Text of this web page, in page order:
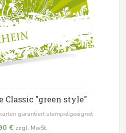
Classic "green style"
garantiert stempelgeeignet
€ zzgl. MwSt.